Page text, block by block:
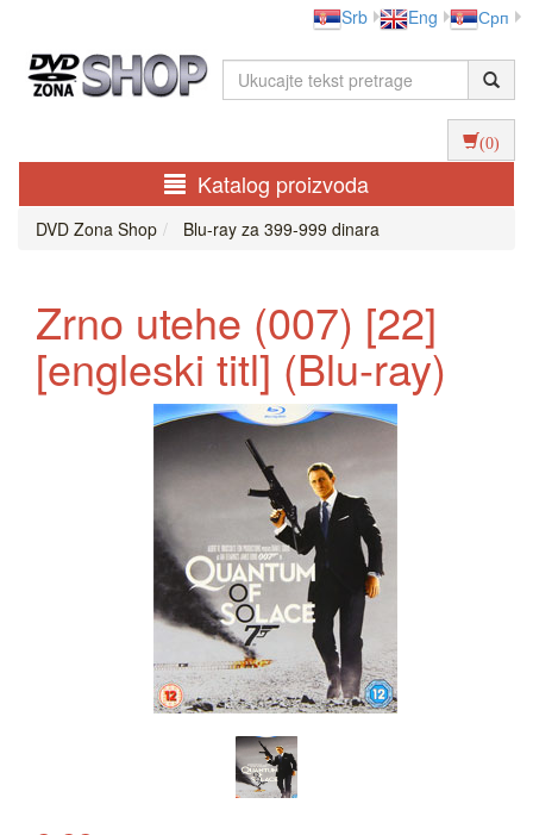
Srb Eng Срп
(0)
Katalog proizvoda
DVD Zona Shop Blu-ray za 399-999 dinara
Zrno utehe (007) [22]
[engleski titl] (Blu-ray)